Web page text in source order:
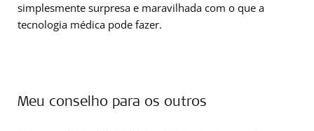
simplesmente surpresa e maravilhada com o que a
tecnologia médica pode fazer.
Meu conselho para os outros